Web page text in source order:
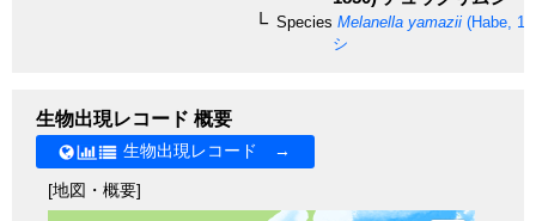
Species Melanella yamazii (Habe,
シ
生物出現レコード 概要
生物出現レコード →
[地図・概要]